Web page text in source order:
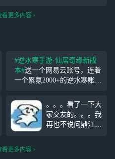
看更多内容
#逆水寒手游·仙居奇缘新版
本#送一个网易云账号，连着
一个累氪2000+的逆水寒账
掉 水果平板私聊不了，直接
评论，先到先得
。。。看了一下大
家交友的。。。我
再也不说问鼎江湖
看更多内容